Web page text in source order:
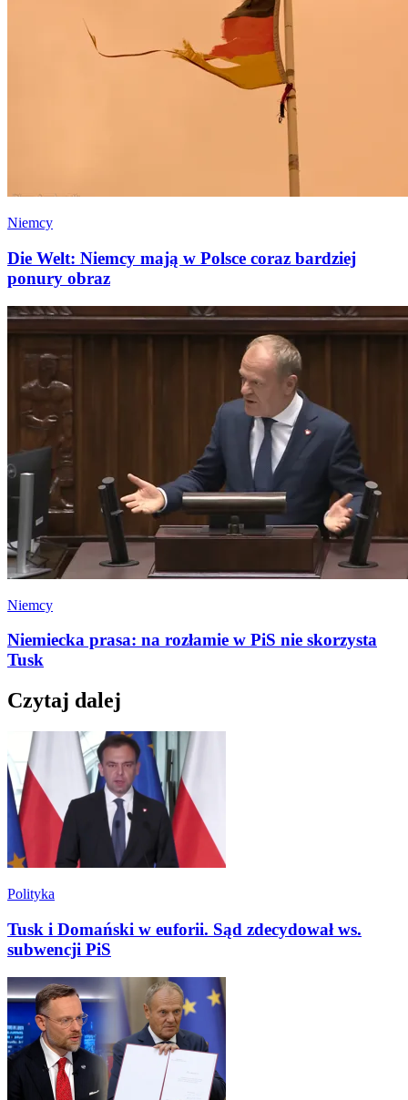
Niemcy
Die Welt: Niemcy mają w Polsce coraz bardziej
ponury obraz
Niemcy
Niemiecka prasa: na rozłamie w PiS nie skorzysta
Tusk
Czytaj dalej
Polityka
Tusk i Domański w euforii. Sąd zdecydował ws.
subwencji PiS